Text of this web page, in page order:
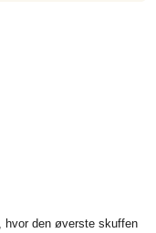
hvor den øverste skuffen